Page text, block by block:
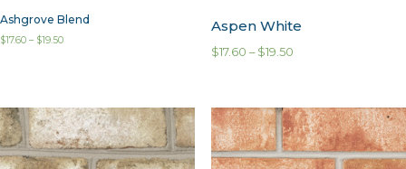
Ashgrove Blend
$17.60 – $19.50
Aspen White
$17.60 – $19.50